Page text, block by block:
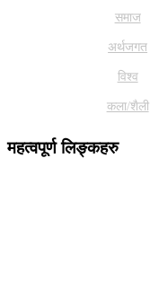
समाज
अर्थजगत
विश्व
कला/शैली
महत्वपूर्ण लिङ्कहरु